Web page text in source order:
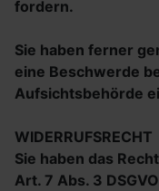
fordern.
Sie haben ferner
eine Beschwerde
Aufsichtsbehörde
WIDERRUFSRECHT
Sie haben das
Art. 7 Abs. 3